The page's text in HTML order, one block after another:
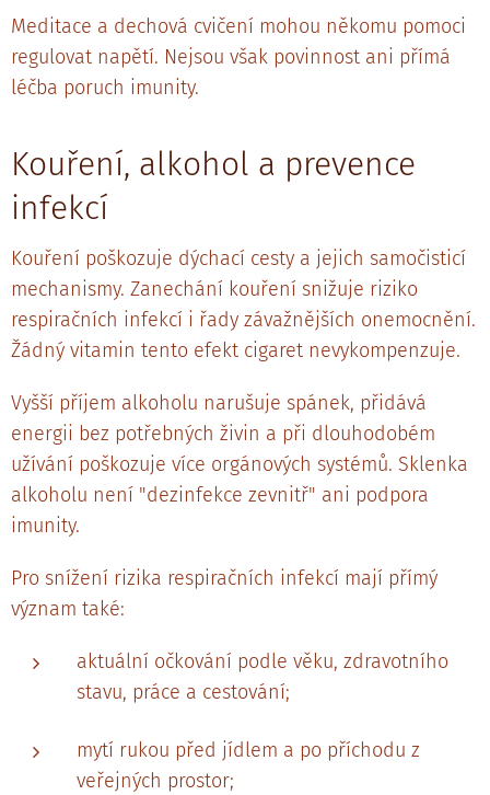
Meditace a dechová cvičení mohou někomu pomoci
regulovat napětí. Nejsou však povinnost ani přímá
léčba poruch imunity.
Kouření, alkohol a prevence
infekcí
Kouření poškozuje dýchací cesty a jejich samočisticí
mechanismy. Zanechání kouření snižuje riziko
respiračních infekcí i řady závažnějších onemocnění.
Žádný vitamin tento efekt cigaret nevykompenzuje.
Vyšší příjem alkoholu narušuje spánek, přidává
energii bez potřebných živin a při dlouhodobém
užívání poškozuje více orgánových systémů. Sklenka
alkoholu není "dezinfekce zevnitř" ani podpora
imunity.
Pro snížení rizika respiračních infekcí mají přímý
význam také:
aktuální očkování podle věku, zdravotního
stavu, práce a cestování;
mytí rukou před jídlem a po příchodu z
veřejných prostor;